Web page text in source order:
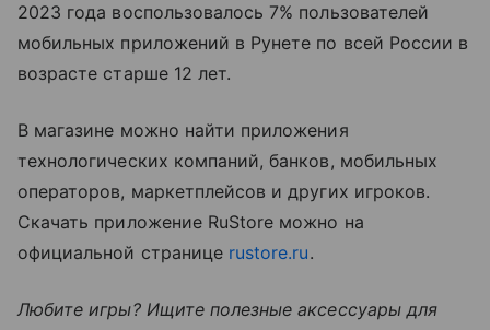
2023 года воспользовалось 7% пользователей
мобильных приложений в Рунете по всей России в
возрасте старше 12 лет.
В магазине можно найти приложения
технологических компаний, банков, мобильных
операторов, маркетплейсов и других игроков.
Скачать приложение RuStore можно на
официальной странице rustore.ru.
Любите игры? Ищите полезные аксессуары для